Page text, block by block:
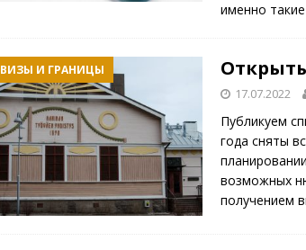
именно
ВИЗЫ И ГРАНИЦЫ
17.07.2022
Публикуем
года сняты
возможных
получением